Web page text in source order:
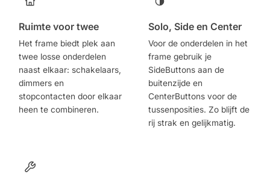
Ruimte voor twee
Het frame biedt plek aan
twee losse onderdelen
naast elkaar: schakelaars,
dimmers en
stopcontacten door elkaar
heen te combineren.
Solo, Side en Center
Voor de onderdelen in het
frame gebruik je
SideButtons aan de
buitenzijde en
CenterButtons voor de
tussenposities. Zo blijft de
rij strak en gelijkmatig.